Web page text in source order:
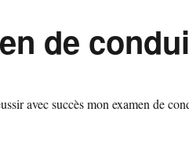
de
avec succès mon examen de